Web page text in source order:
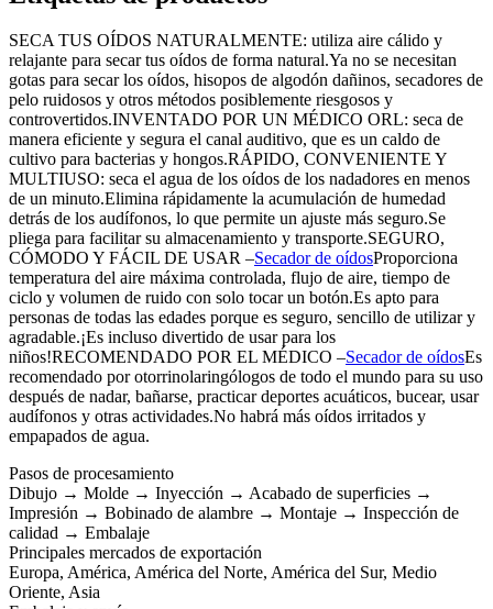
SECA TUS OÍDOS NATURALMENTE: utiliza aire cálido y
relajante para secar tus oídos de forma natural.Ya no se necesitan
gotas para secar los oídos, hisopos de algodón dañinos, secadores de
pelo ruidosos y otros métodos posiblemente riesgosos y
controvertidos.INVENTADO POR UN MÉDICO ORL: seca de
manera eficiente y segura el canal auditivo, que es un caldo de
cultivo para bacterias y hongos.RÁPIDO, CONVENIENTE Y
MULTIUSO: seca el agua de los oídos de los nadadores en menos
de un minuto.Elimina rápidamente la acumulación de humedad
detrás de los audífonos, lo que permite un ajuste más seguro.Se
pliega para facilitar su almacenamiento y transporte.SEGURO,
CÓMODO Y FÁCIL DE USAR –Secador de oídosProporciona
temperatura del aire máxima controlada, flujo de aire, tiempo de
ciclo y volumen de ruido con solo tocar un botón.Es apto para
personas de todas las edades porque es seguro, sencillo de utilizar y
agradable.¡Es incluso divertido de usar para los
niños!RECOMENDADO POR EL MÉDICO –Secador de oídosEs
recomendado por otorrinolaringólogos de todo el mundo para su uso
después de nadar, bañarse, practicar deportes acuáticos, bucear, usar
audífonos y otras actividades.No habrá más oídos irritados y
empapados de agua.
Pasos de procesamiento
Dibujo → Molde → Inyección → Acabado de superficies →
Impresión → Bobinado de alambre → Montaje → Inspección de
calidad → Embalaje
Principales mercados de exportación
Europa, América, América del Norte, América del Sur, Medio
Oriente, Asia